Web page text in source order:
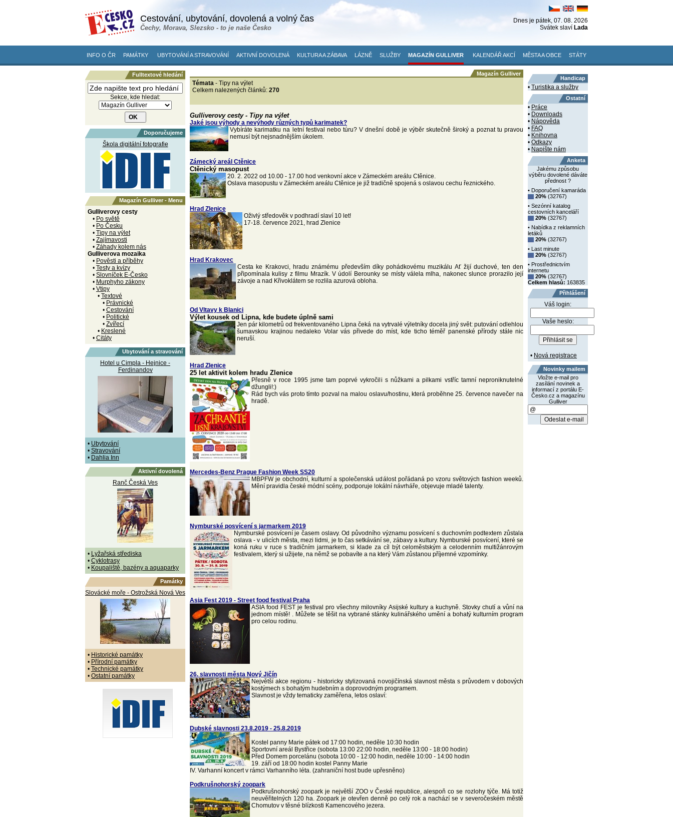
Cestování, ubytování, dovolená a volný čas
Čechy, Morava, Slezsko - to je naše Česko
Dnes je pátek, 07. 08. 2026
Svátek slaví Lada
INFO O ČR PAMÁTKY UBYTOVÁNÍ A STRAVOVÁNÍ AKTIVNÍ DOVOLENÁ KULTURA A ZÁBAVA LÁZNĚ SLUŽBY MAGAZÍN GULLIVER KALENDÁŘ AKCÍ MĚSTA A OBCE STÁTY
Fulltextové hledání
Sekce, kde hledat:
Doporučujeme
Škola digitální fotografie
Magazín Gulliver - Menu
Gulliverovy cesty
• Po světě
• Po Česku
• Tipy na výlet
• Zajímavosti
• Záhady kolem nás
Gulliverova mozaika
• Pověsti a příběhy
• Testy a kvízy
• Slovníček E-Česko
• Murphyho zákony
• Vtipy
• Textové
• Právnické
• Cestování
• Politické
• Zvířecí
• Kreslené
• Citáty
Ubytování a stravování
Hotel u Cimpla - Hejnice -
Ferdinandov
• Ubytování
• Stravování
• Dahlia Inn
Aktivní dovolená
Ranč Česká Ves
• Lyžařská střediska
• Cyklotrasy
• Koupaliště, bazény a aquaparky
Památky
Slovácké moře - Ostrožská Nová Ves
• Historické památky
• Přírodní památky
• Technické památky
• Ostatní památky
Magazín Gulliver
Témata - Tipy na výlet
Celkem nalezených článků: 270
Gulliverovy cesty - Tipy na výlet
Jaké jsou výhody a nevýhody různých typů karimatek?
Vybíráte karimatku na letní festival nebo túru? V dnešní době je výběr skutečně široký a poznat tu pravou
nemusí být nejsnadnějším úkolem.
Zámecký areál Ctěnice
Ctěnický masopust
20. 2. 2022 od 10.00 - 17.00 hod venkovní akce v Zámeckém areálu Ctěnice.
Oslava masopustu v Zámeckém areálu Ctěnice je již tradičně spojená s oslavou cechu řeznického.
Hrad Zlenice
Oživlý středověk v podhradí slaví 10 let!
17-18. července 2021, hrad Zlenice
Hrad Krakovec
Cesta ke Krakovci, hradu známému především díky pohádkovému muzikálu Ať žijí duchové, ten den
připomínala kulisy z filmu Mrazík. V údolí Berounky se místy válela mlha, nakonec slunce prorazilo její
závoje a nad Křivoklátem se rozlila azurová obloha.
Od Vltavy k Blanici
Výlet kousek od Lipna, kde budete úplně sami
Jen pár kilometrů od frekventovaného Lipna čeká na vytrvalé výletníky docela jiný svět: putování odlehlou
šumavskou krajinou nedaleko Volar vás přivede do míst, kde ticho téměř panenské přírody stále nic
neruší.
Hrad Zlenice
25 let aktivit kolem hradu Zlenice
Přesně v roce 1995 jsme tam poprvé vykročili s nůžkami a pilkami vstříc tamní neproniknutelné
džungli!:)
Rád bych vás proto tímto pozval na malou oslavu/hostinu, která proběhne 25. července navečer na
hradě.
Mercedes-Benz Prague Fashion Week SS20
MBPFW je obchodní, kulturní a společenská událost pořádaná po vzoru světových fashion weeků.
Mění pravidla české módní scény, podporuje lokální návrháře, objevuje mladé talenty.
Nymburské posvícení s jarmarkem 2019
Nymburské posvícení je časem oslavy. Od původního významu posvícení s duchovním podtextem zůstala
oslava - v ulicích města, mezi lidmi, je to čas setkávání se, zábavy a kultury. Nymburské posvícení, které se
koná ruku v ruce s tradičním jarmarkem, si klade za cíl být celoměstským a celodenním multižánrovým
festivalem, který si užijete, na němž se pobavíte a na který Vám zůstanou příjemné vzpomínky.
Asia Fest 2019 - Street food festival Praha
ASIA food FEST je festival pro všechny milovníky Asijské kultury a kuchyně. Stovky chutí a vůní na
jednom místě! . Můžete se těšit na vybrané stánky kulinářského umění a bohatý kulturním program
pro celou rodinu.
26. slavnosti města Nový Jičín
Největší akce regionu - historicky stylizovaná novojičínská slavnost města s průvodem v dobových
kostýmech s bohatým hudebním a doprovodným programem.
Slavnost je vždy tematicky zaměřena, letos oslaví:
Dubské slavnosti 23.8.2019 - 25.8.2019
Kostel panny Marie pátek od 17:00 hodin, neděle 10:30 hodin
Sportovní areál Bystřice (sobota 13:00 22:00 hodin, neděle 13:00 - 18:00 hodin)
Před Domem porcelánu (sobota 10:00 - 12:00 hodin, neděle 10:00 - 14:00 hodin
19. září od 18:00 hodin kostel Panny Marie
IV. Varhanní koncert v rámci Varhanního léta. (zahraniční host bude upřesněno)
Podkrušnohorský zoopark
Podkrušnohorský zoopark je největší ZOO v České republice, alespoň co se rozlohy týče. Má totiž
neuvěřitelných 120 ha. Zoopark je otevřen denně po celý rok a nachází se v severočeském městě
Chomutov v těsné blízkosti Kamencového jezera.
Handicap
• Turistika a služby
Ostatní
• Práce
• Downloads
• Nápověda
• FAQ
• Knihovna
• Odkazy
• Napište nám
Anketa
Jakému způsobu
výběru dovolené dáváte
přednost ?
• Doporučení kamaráda
20% (32767)
• Sezónní katalog
cestovních kanceláří
20% (32767)
• Nabídka z reklamních
letáků
20% (32767)
• Last minute
20% (32767)
• Prostřednictvím
internetu
20% (32767)
Celkem hlasů: 163835
Přihlášení
Váš login:
Vaše heslo:
• Nová registrace
Novinky mailem
Vložte e-mail pro
zasílání novinek a
informací z portálu E-
Česko.cz a magazínu
Gulliver